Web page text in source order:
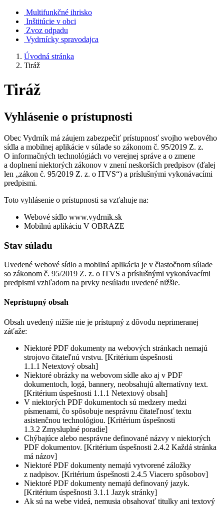
Multifunkčné ihrisko
Inštitúcie v obci
Zvoz odpadu
Vydrnícky spravodajca
Úvodná stránka
Tiráž
Tiráž
Vyhlásenie o prístupnosti
Obec Vydrník má záujem zabezpečiť prístupnosť svojho webového
sídla a mobilnej aplikácie v súlade so zákonom č. 95/2019 Z. z.
O informačných technológiách vo verejnej správe a o zmene
a doplnení niektorých zákonov v znení neskorších predpisov (ďalej
len „zákon č. 95/2019 Z. z. o ITVS“) a príslušnými vykonávacími
predpismi.
Toto vyhlásenie o prístupnosti sa vzťahuje na:
Webové sídlo www.vydrnik.sk
Mobilnú aplikáciu V OBRAZE
Stav súladu
Uvedené webové sídlo a mobilná aplikácia je v čiastočnom súlade
so zákonom č. 95/2019 Z. z. o ITVS a príslušnými vykonávacími
predpismi vzhľadom na prvky nesúladu uvedené nižšie.
Neprístupný obsah
Obsah uvedený nižšie nie je prístupný z dôvodu neprimeranej
záťaže:
Niektoré PDF dokumenty na webových stránkach nemajú
strojovo čitateľnú vrstvu. [Kritérium úspešnosti
1.1.1 Netextový obsah]
Niektoré obrázky na webovom sídle ako aj v PDF
dokumentoch, logá, bannery, neobsahujú alternatívny text.
[Kritérium úspešnosti 1.1.1 Netextový obsah]
V niektorých PDF dokumentoch sú medzery medzi
písmenami, čo spôsobuje nesprávnu čitateľnosť textu
asistenčnou technológiou. [Kritérium úspešnosti
1.3.2 Zmysluplné poradie]
Chýbajúce alebo nesprávne definované názvy v niektorých
PDF dokumentov. [Kritérium úspešnosti 2.4.2 Každá stránka
má názov]
Niektoré PDF dokumenty nemajú vytvorené záložky
z nadpisov. [Kritérium úspešnosti 2.4.5 Viacero spôsobov]
Niektoré PDF dokumenty nemajú definovaný jazyk.
[Kritérium úspešnosti 3.1.1 Jazyk stránky]
Ak sú na webe videá, nemusia obsahovať titulky ani textový